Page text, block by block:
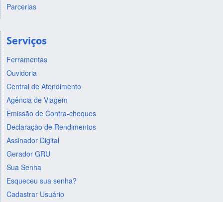
Parcerias
Serviços
Ferramentas
Ouvidoria
Central de Atendimento
Agência de Viagem
Emissão de Contra-cheques
Declaração de Rendimentos
Assinador Digital
Gerador GRU
Sua Senha
Esqueceu sua senha?
Cadastrar Usuário